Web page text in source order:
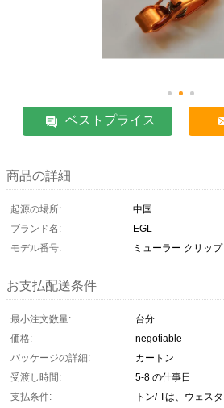
ベストプライス
商品の詳細
起源の場所:
中国
ブランド名:
EGL
モデル番号:
ミューラー クリップ
お支払配送条件
最小注文数量:
台分
価格:
negotiable
パッケージの詳細:
カートン
受渡し時間:
5-8 の仕事日
支払条件:
トン/ Tは、ウェス